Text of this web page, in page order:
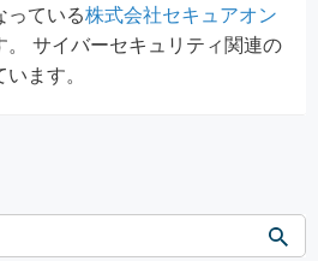
っている株式会社セキュアオン
。 サイバーセキュリティ関連の
ます。